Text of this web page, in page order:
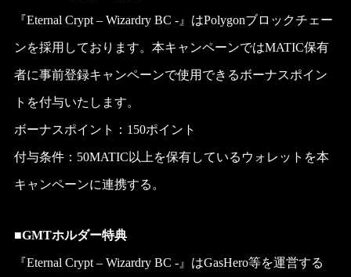
『Eternal Crypt – Wizardry BC -』はPolygonブロックチェー
ンを採用しております。本キャンペーンではMATIC保有
者に事前登録キャンペーンで使用できるボーナスポイン
トを付与いたします。
ボーナスポイント：150ポイント
付与条件：50MATIC以上を保有しているウォレットを本
キャンペーンに連携する。
■GMTホルダー特典
『Eternal Crypt – Wizardry BC -』はGasHero等を運営する